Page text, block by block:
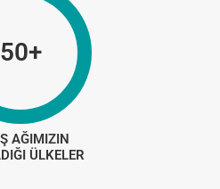
50+
AĞIMIZIN
ÜLKELER